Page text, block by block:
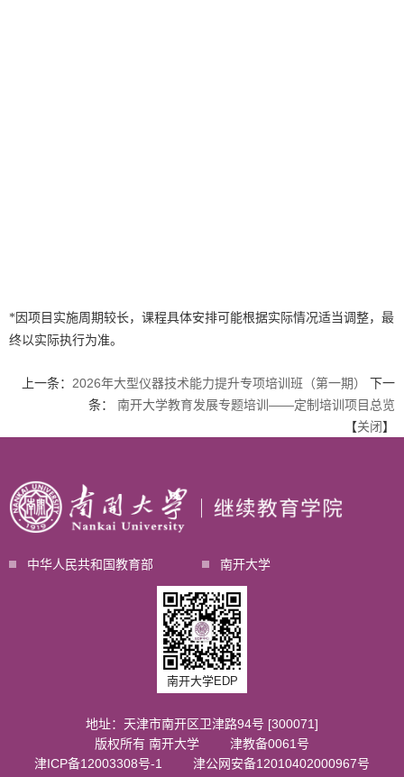
*因项目实施周期较长，课程具体安排可能根据实际情况适当调整，最
终以实际执行为准。
上一条： 2026年大型仪器技术能力提升专项培训班（第一期）
下一
条：
南开大学教育发展专题培训——定制培训项目总览
【关闭】
中华人民共和国教育部 南开大学
南开大学EDP
地址：天津市南开区卫津路94号 [300071]
版权所有 南开大学
津教备0061号
津ICP备12003308号-1
津公网安备12010402000967号